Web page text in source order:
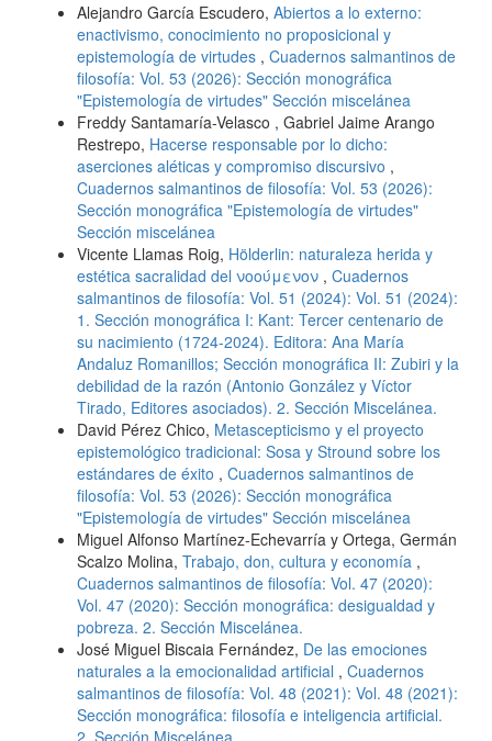
Alejandro García Escudero, Abiertos a lo externo:
enactivismo, conocimiento no proposicional y
epistemología de virtudes , Cuadernos salmantinos de
filosofía: Vol. 53 (2026): Sección monográfica
"Epistemología de virtudes" Sección miscelánea
Freddy Santamaría-Velasco , Gabriel Jaime Arango
Restrepo, Hacerse responsable por lo dicho:
aserciones aléticas y compromiso discursivo ,
Cuadernos salmantinos de filosofía: Vol. 53 (2026):
Sección monográfica "Epistemología de virtudes"
Sección miscelánea
Vicente Llamas Roig, Hölderlin: naturaleza herida y
estética sacralidad del νοούμενoν , Cuadernos
salmantinos de filosofía: Vol. 51 (2024): Vol. 51 (2024):
1. Sección monográfica I: Kant: Tercer centenario de
su nacimiento (1724-2024). Editora: Ana María
Andaluz Romanillos; Sección monográfica II: Zubiri y la
debilidad de la razón (Antonio González y Víctor
Tirado, Editores asociados). 2. Sección Miscelánea.
David Pérez Chico, Metascepticismo y el proyecto
epistemológico tradicional: Sosa y Stround sobre los
estándares de éxito , Cuadernos salmantinos de
filosofía: Vol. 53 (2026): Sección monográfica
"Epistemología de virtudes" Sección miscelánea
Miguel Alfonso Martínez-Echevarría y Ortega, Germán
Scalzo Molina, Trabajo, don, cultura y economía ,
Cuadernos salmantinos de filosofía: Vol. 47 (2020):
Vol. 47 (2020): Sección monográfica: desigualdad y
pobreza. 2. Sección Miscelánea.
José Miguel Biscaia Fernández, De las emociones
naturales a la emocionalidad artificial , Cuadernos
salmantinos de filosofía: Vol. 48 (2021): Vol. 48 (2021):
Sección monográfica: filosofía e inteligencia artificial.